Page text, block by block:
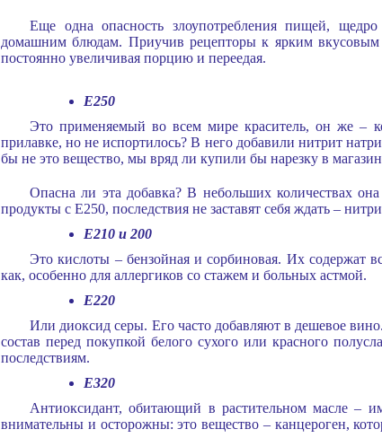
Еще одна опасность злоупотребления пищей,
домашним блюдам. Приучив рецепторы к ярким
постоянно увеличивая порцию и переедая.
E250
Это применяемый во всем мире краситель, он же –
прилавке, но не испортилось? В него добавили нитрит
бы не это вещество, мы вряд ли купили бы нарезку в
Опасна ли эта добавка? В небольших количествах
продукты с E250, последствия не заставят себя ждать –
Е210 и 200
Это кислоты – бензойная и сорбиновая. Их содержат
как, особенно для аллергиков со стажем и больных астмой.
E220
Или диоксид серы. Его часто добавляют в дешевое
состав перед покупкой белого сухого или красного
последствиям.
E320
Антиоксидант, обитающий в растительном масле –
внимательны и осторожны: это вещество – канцероген,